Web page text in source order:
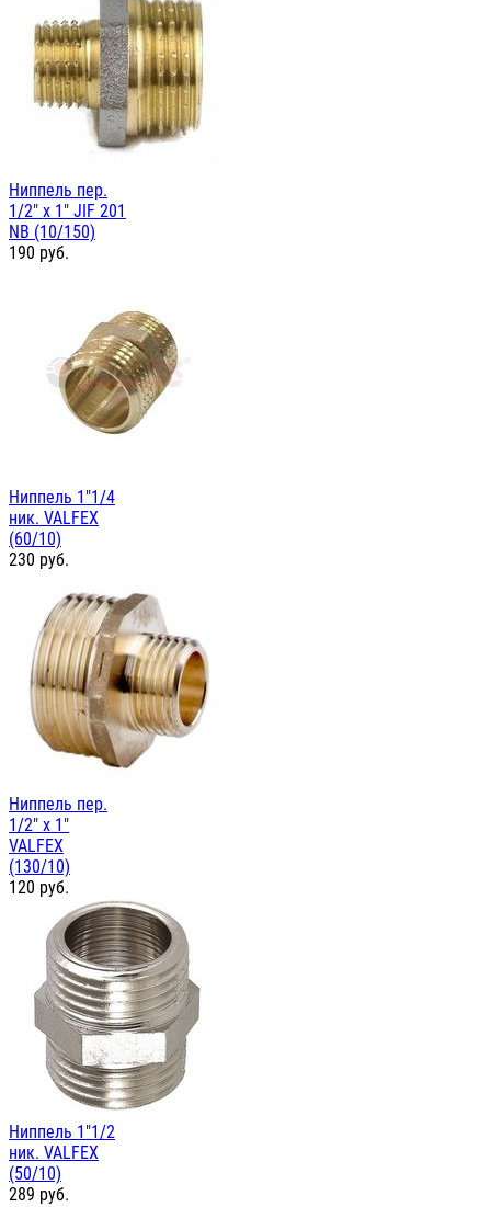
Ниппель пер.
1/2" х 1" JIF 201
NB (10/150)
190 руб.
Ниппель 1"1/4
ник. VALFEX
(60/10)
230 руб.
Ниппель пер.
1/2" х 1"
VALFEX
(130/10)
120 руб.
Ниппель 1"1/2
ник. VALFEX
(50/10)
289 руб.